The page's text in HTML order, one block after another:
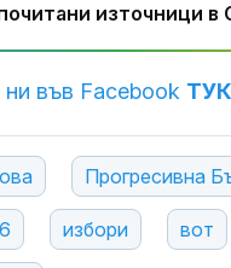
източници в
във Facebook ТУК
Прогресивна
избори вот